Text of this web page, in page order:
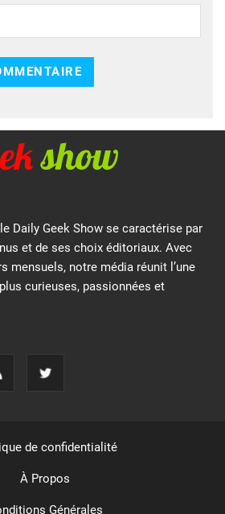
Daily Geek Show se caractérise par
et de ses choix éditoriaux. Avec
mensuels, notre média réunit l’une
curieuses, passionnées et
de confidentialité
À Propos
Générales